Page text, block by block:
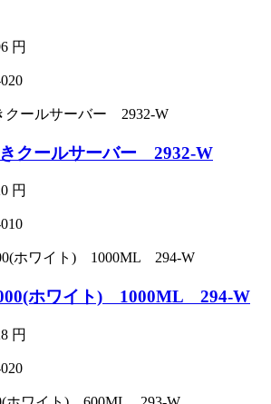
円
クールサーバー 2932-W
円
ホワイト) 1000ML 294-W
円